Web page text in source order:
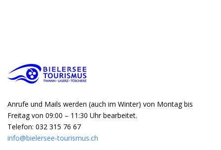
Anrufe und Mails werden (auch im Winter) von Montag bis
Freitag von 09:00 – 11:30 Uhr bearbeitet.
Telefon: 032 315 76 67
info@bielersee-tourismus.ch